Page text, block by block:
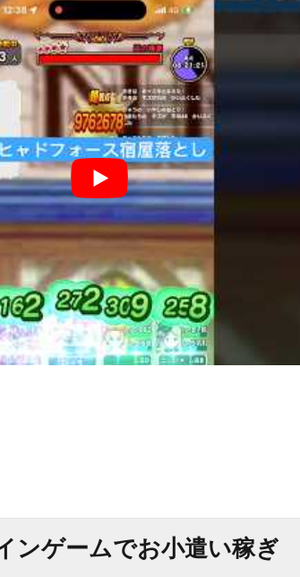
ンゲームでお小遣い稼ぎ